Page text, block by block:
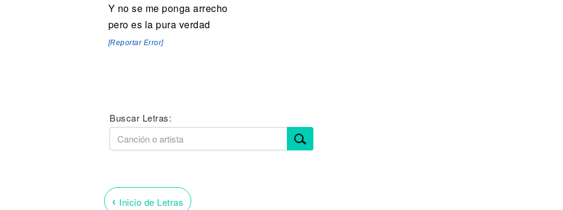
Y no se me ponga arrecho
pero es la pura verdad
[Reportar Error]
Buscar Letras:
‹ Inicio de Letras